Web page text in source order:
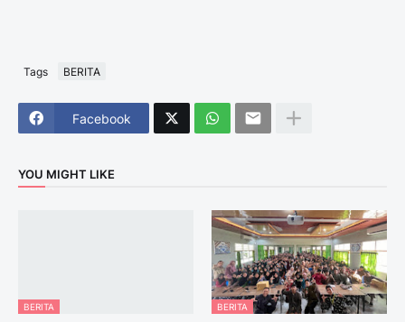
Tags BERITA
Facebook
YOU MIGHT LIKE
BERITA BERITA